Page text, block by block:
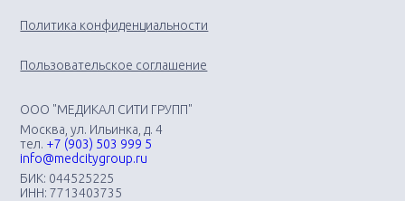
Политика конфиденциальности
Пользовательское соглашение
ООО "МЕДИКАЛ СИТИ ГРУПП"
Москва, ул. Ильинка, д. 4
тел. +7 (903) 503 999 5
info@medcitygroup.ru
БИК: 044525225
ИНН: 7713403735